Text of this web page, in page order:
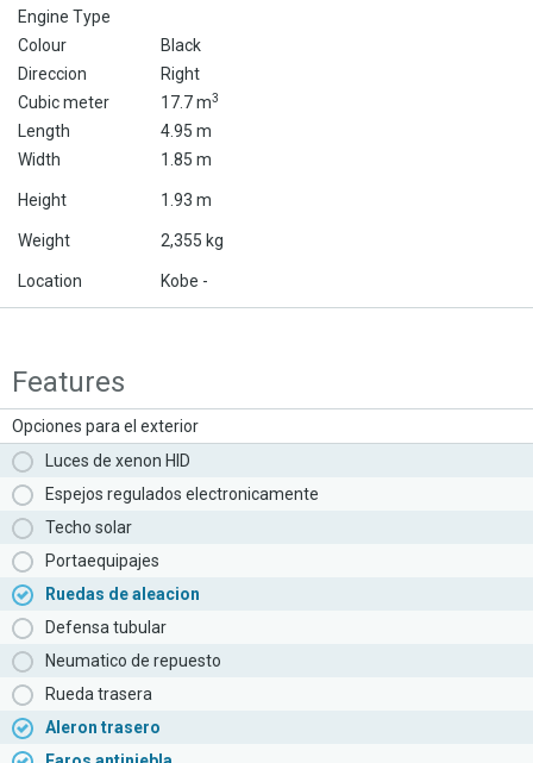
Engine Type
Colour
Black
Direccion
Right
Cubic meter
17.7 m3
Length
4.95 m
Width
1.85 m
Height 1.93 m
Weight 2,355 kg
Location Kobe -
Features
Opciones para el exterior
Luces de xenon HID
Espejos regulados electronicamente
Techo solar
Portaequipajes
Ruedas de aleacion
Defensa tubular
Neumatico de repuesto
Rueda trasera
Aleron trasero